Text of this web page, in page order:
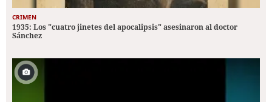
CRIMEN
1935: Los "cuatro jinetes del apocalipsis" asesinaron al doctor
Sánchez